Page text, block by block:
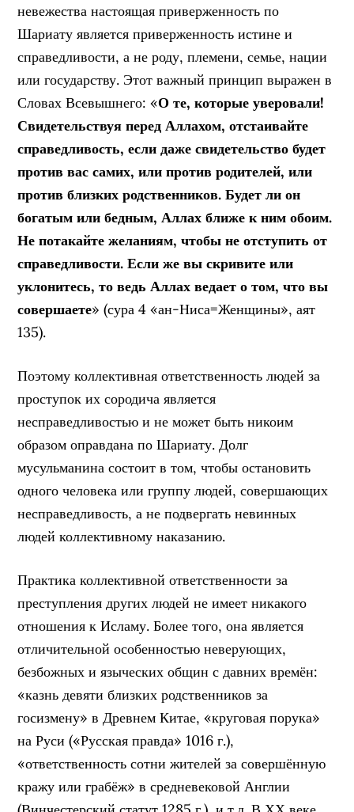
невежества настоящая приверженность по
Шариату является приверженность истине и
справедливости, а не роду, племени, семье, нации
или государству. Этот важный принцип выражен в
Словах Всевышнего: «О те, которые уверовали!
Свидетельствуя перед Аллахом, отстаивайте
справедливость, если даже свидетельство будет
против вас самих, или против родителей, или
против близких родственников. Будет ли он
богатым или бедным, Аллах ближе к ним обоим.
Не потакайте желаниям, чтобы не отступить от
справедливости. Если же вы скривите или
уклонитесь, то ведь Аллах ведает о том, что вы
совершаете» (сура 4 «ан-Ниса=Женщины», аят
135).
Поэтому коллективная ответственность людей за
проступок их сородича является
несправедливостью и не может быть никоим
образом оправдана по Шариату. Долг
мусульманина состоит в том, чтобы остановить
одного человека или группу людей, совершающих
несправедливость, а не подвергать невинных
людей коллективному наказанию.
Практика коллективной ответственности за
преступления других людей не имеет никакого
отношения к Исламу. Более того, она является
отличительной особенностью неверующих,
безбожных и языческих общин с давних времён:
«казнь девяти близких родственников за
госизмену» в Древнем Китае, «круговая порука»
на Руси («Русская правда» 1016 г.),
«ответственность сотни жителей за совершённую
кражу или грабёж» в средневековой Англии